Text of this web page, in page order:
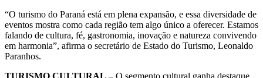
“O turismo do Paraná está em plena expansão, e essa diversidade de
eventos mostra como cada região tem algo único a oferecer. Estamos
falando de cultura, fé, gastronomia, inovação e natureza convivendo
em harmonia”, afirma o secretário de Estado do Turismo, Leonaldo
Paranhos.
TURISMO CULTURAL – O segmento cultural ganha destaque